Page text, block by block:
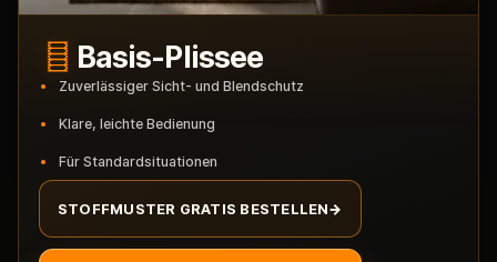
Basis-Plissee
Zuverlässiger Sicht- und Blendschutz
Klare, leichte Bedienung
Für Standardsituationen
STOFFMUSTER GRATIS BESTELLEN→